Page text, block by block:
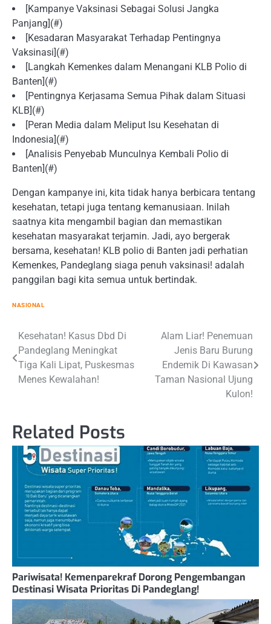
[Kampanye Vaksinasi Sebagai Solusi Jangka
Panjang](#)
[Kesadaran Masyarakat Terhadap Pentingnya
Vaksinasi](#)
[Langkah Kemenkes dalam Menangani KLB Polio di
Banten](#)
[Pentingnya Kerjasama Semua Pihak dalam Situasi
KLB](#)
[Peran Media dalam Meliput Isu Kesehatan di
Indonesia](#)
[Analisis Penyebab Munculnya Kembali Polio di
Banten](#)
Dengan kampanye ini, kita tidak hanya berbicara tentang
kesehatan, tetapi juga tentang kemanusiaan. Inilah
saatnya kita mengambil bagian dan memastikan
kesehatan masyarakat terjamin. Jadi, ayo bergerak
bersama, kesehatan! KLB polio di Banten jadi perhatian
Kemenkes, Pandeglang siaga penuh vaksinasi! adalah
panggilan bagi kita semua untuk bertindak.
NASIONAL
Post
navigation
Kesehatan! Kasus Dbd Di
Pandeglang Meningkat
Tiga Kali Lipat, Puskesmas
Menes Kewalahan!
Alam Liar! Penemuan
Jenis Baru Burung
Endemik Di Kawasan
Taman Nasional Ujung
Kulon!
Related Posts
Pariwisata! Kemenparekraf Dorong Pengembangan
Destinasi Wisata Prioritas Di Pandeglang!